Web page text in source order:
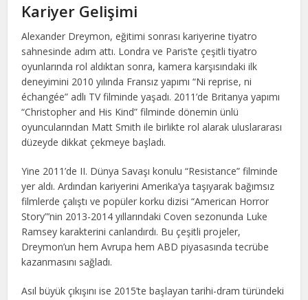
Kariyer Gelişimi
Alexander Dreymon, eğitimi sonrası kariyerine tiyatro
sahnesinde adım attı. Londra ve Paris’te çeşitli tiyatro
oyunlarında rol aldıktan sonra, kamera karşısındaki ilk
deneyimini 2010 yılında Fransız yapımı “Ni reprise, ni
échangée” adlı TV filminde yaşadı. 2011’de Britanya yapımı
“Christopher and His Kind” filminde dönemin ünlü
oyuncularından Matt Smith ile birlikte rol alarak uluslararası
düzeyde dikkat çekmeye başladı.
Yine 2011’de II. Dünya Savaşı konulu “Resistance” filminde
yer aldı. Ardından kariyerini Amerika’ya taşıyarak bağımsız
filmlerde çalıştı ve popüler korku dizisi “American Horror
Story”’nin 2013-2014 yıllarındaki Coven sezonunda Luke
Ramsey karakterini canlandırdı. Bu çeşitli projeler,
Dreymon’un hem Avrupa hem ABD piyasasında tecrübe
kazanmasını sağladı.
Asıl büyük çıkışını ise 2015’te başlayan tarihi-dram türündeki